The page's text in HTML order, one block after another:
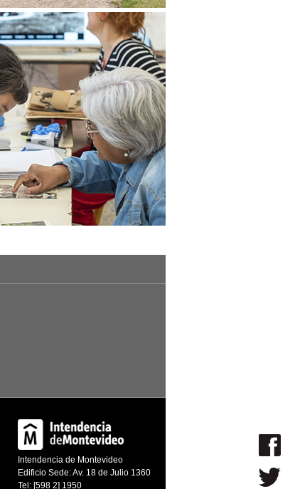
Intendencia de Montevideo
Edificio Sede: Av. 18 de Julio 1360
Tel: [598 2] 1950